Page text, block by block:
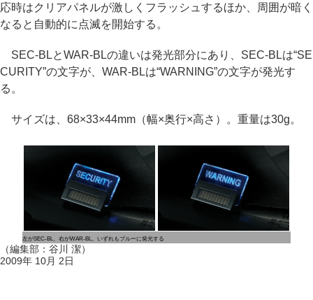
応時はクリアパネルが激しくフラッシュするほか、周囲が暗く
なると自動的に点滅を開始する。
SEC-BLとWAR-BLの違いは発光部分にあり、SEC-BLは“SE
CURITY”の文字が、WAR-BLは“WARNING”の文字が発光す
る。
サイズは、68×33×44mm（幅×奥行×高さ）。重量は30g。
左がSEC-BL、右がWAR-BL。いずれもブルーに発光する
（編集部：谷川 潔）
2009年 10月 2日